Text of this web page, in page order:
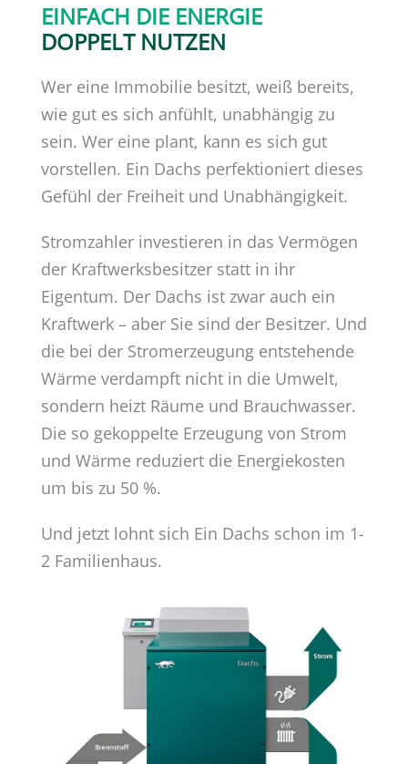
EINFACH DIE ENERGIE
DOPPELT NUTZEN
Wer eine Immobilie besitzt, weiß bereits,
wie gut es sich anfühlt, unabhängig zu
sein. Wer eine plant, kann es sich gut
vorstellen. Ein Dachs perfektioniert dieses
Gefühl der Freiheit und Unabhängigkeit.
Stromzahler investieren in das Vermögen
der Kraftwerksbesitzer statt in ihr
Eigentum. Der Dachs ist zwar auch ein
Kraftwerk – aber Sie sind der Besitzer. Und
die bei der Stromerzeugung entstehende
Wärme verdampft nicht in die Umwelt,
sondern heizt Räume und Brauchwasser.
Die so gekoppelte Erzeugung von Strom
und Wärme reduziert die Energiekosten
um bis zu 50 %.
Und jetzt lohnt sich Ein Dachs schon im 1-
2 Familienhaus.